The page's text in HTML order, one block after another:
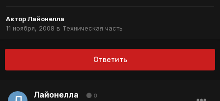
АвторЛайонелла
11 ноября, 2008 в Техническая часть
Ответить
Лайонелла 0